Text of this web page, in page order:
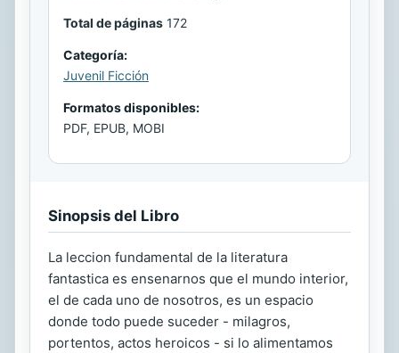
Total de páginas 172
Categoría:
Juvenil Ficción
Formatos disponibles:
PDF, EPUB, MOBI
Sinopsis del Libro
La leccion fundamental de la literatura
fantastica es ensenarnos que el mundo interior,
el de cada uno de nosotros, es un espacio
donde todo puede suceder - milagros,
portentos, actos heroicos - si lo alimentamos